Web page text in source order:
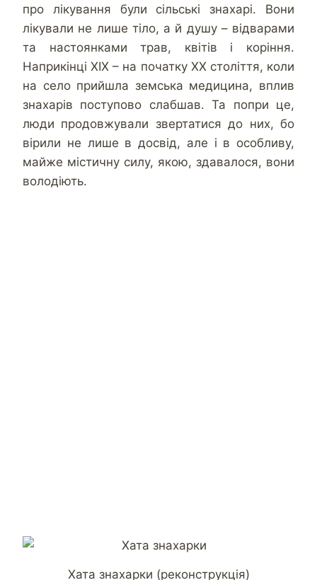
про лікування були сільські знахарі. Вони
лікували не лише тіло, а й душу – відварами
та настоянками трав, квітів і коріння.
Наприкінці XIX – на початку XX століття, коли
на село прийшла земська медицина, вплив
знахарів поступово слабшав. Та попри це,
люди продовжували звертатися до них, бо
вірили не лише в досвід, але і в особливу,
майже містичну силу, якою, здавалося, вони
володіють.
Хата знахарки (реконструкція)